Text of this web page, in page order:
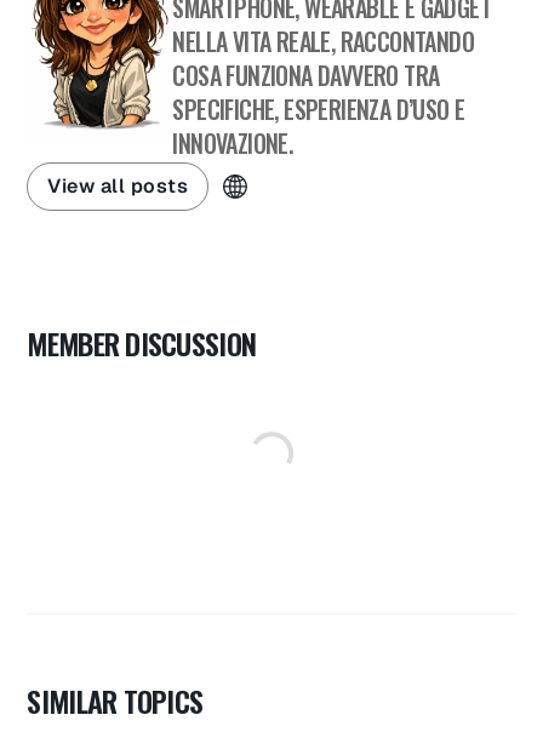
SMARTPHONE, WEARABLE E GADGET
NELLA VITA REALE, RACCONTANDO
COSA FUNZIONA DAVVERO TRA
SPECIFICHE, ESPERIENZA D’USO E
INNOVAZIONE.
View all posts
MEMBER DISCUSSION
SIMILAR TOPICS